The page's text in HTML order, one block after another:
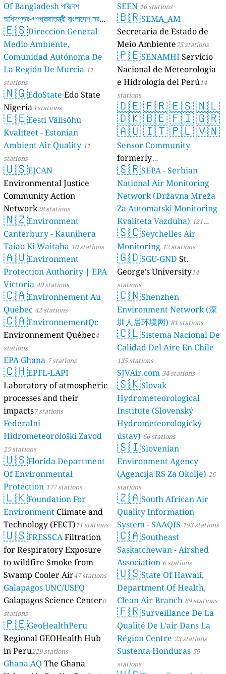
Of Bangladesh পরিবেশ
অধিদপ্তর-গণপ্রজাতন্ত্রী বাংলাদেশ সরকার
17 stations
🇪🇸Direccion General
Medio Ambiente,
Comunidad Autónoma De
La Región De Murcia 11
stations
🇳🇬EdoState Edo State
Nigeria3 stations
🇪🇪Eesti Välisõhu
Kvaliteet - Estonian
Ambient Air Quality 11
stations
🇺🇸EJCAN
Environmental Justice
Community Action
Network28 stations
🇳🇿Environment
Canterbury - Kaunihera
Taiao Ki Waitaha 10 stations
🇦🇺Environment
Protection Authority | EPA
Victoria 40 stations
🇨🇦Environnement Au
Québec 42 stations
🇨🇦EnvironnementQc
Environnement Québec4
stations
EPA Ghana 7 stations
🇨🇭EPFL-LAPI
Laboratory of atmospheric
processes and their
impacts7 stations
Federalni
Hidrometeorološki Zavod
25 stations
🇺🇸Florida Department
Of Environmental
Protection 177 stations
🇱🇰Foundation For
Environment Climate and
Technology (FECT)11 stations
🇺🇸FRESSCAFiltration
for Respiratory Exposure
to wildfire Smoke from
Swamp Cooler Air47 stations
Galapagos UNC/USFQ
Galapagos Science Center0
stations
🇵🇪GeoHealthPeru
Regional GEOHealth Hub
in Peru229 stations
Ghana AQ The Ghana
SEEN 16 stations
🇧🇷SEMA_AM
Secretaria de Estado de
Meio Ambiente75 stations
🇵🇪SENAMHIServicio
Nacional de Meteorología
e Hidrología del Perú14
stations
🇩🇪🇫🇷🇪🇸🇳🇱
🇩🇰🇧🇪🇫🇮🇬🇷
🇦🇺🇮🇹🇵🇱🇻🇳
Sensor Community
formerly
luftdaten.info35813 stations
🇸🇷SEPA - Serbian
National Air Monitoring
Network (Državna Mreža
Za Automatski Monitoring
Kvaliteta Vazduha) 121
stations
🇸🇨Seychelles Air
Monitoring 12 stations
🇬🇩SGU-GND St.
George’s University14
stations
🇨🇳Shenzhen
Environment Network (深
圳人居环境网) 81 stations
🇨🇱Sistema Nacional De
Calidad Del Aire En Chile
135 stations
SJVAir.com 34 stations
🇸🇰Slovak
Hydrometeorological
Institute (Slovenský
Hydrometeorologický
ústav) 66 stations
🇸🇮Slovenian
Environment Agency
(Agencija RS Za Okolje) 26
stations
🇿🇦South African Air
Quality Information
System - SAAQIS 193 stations
🇨🇦Southeast
Saskatchewan - Airshed
Association 6 stations
🇺🇸State Of Hawaii,
Department Of Health,
Clean Air Branch 69 stations
🇫🇷Surveillance De La
Qualité De L'air Dans La
Région Centre 23 stations
Sustenta Honduras 59
stations